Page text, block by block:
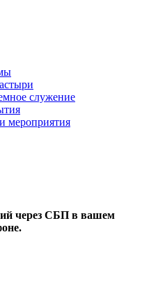
служение
мероприятия
через СБП в вашем